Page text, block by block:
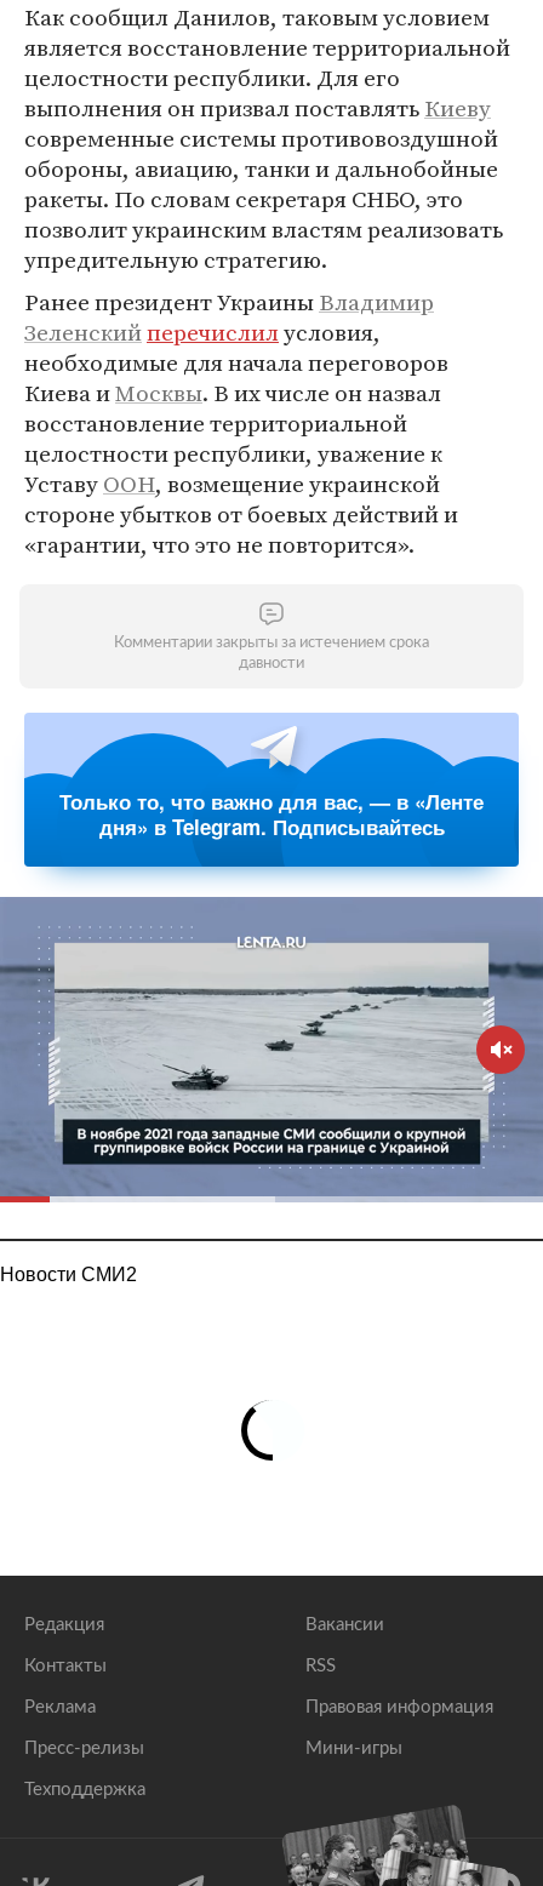
Как сообщил Данилов, таковым условием
является восстановление территориальной
целостности республики. Для его
выполнения он призвал поставлятьКиеву
современные системы противовоздушной
обороны, авиацию, танки и дальнобойные
ракеты. По словам секретаря СНБО, это
позволит украинским властям реализовать
упредительную стратегию.
Ранее президент УкраиныВладимир
Зеленскийперечислилусловия,
необходимые для начала переговоров
Киева иМосквы. В их числе он назвал
восстановление территориальной
целостности республики, уважение к
УставуООН, возмещение украинской
стороне убытков от боевых действий и
«гарантии, что это не повторится».
Комментарии закрыты за истечением срока
давности
Только то, что важно для вас, — в «Ленте
дня» в Telegram. Подписывайтесь
Новости СМИ2
Редакция
Контакты
Реклама
Пресс-релизы
Техподдержка
Вакансии
RSS
Правовая информация
Мини-игры